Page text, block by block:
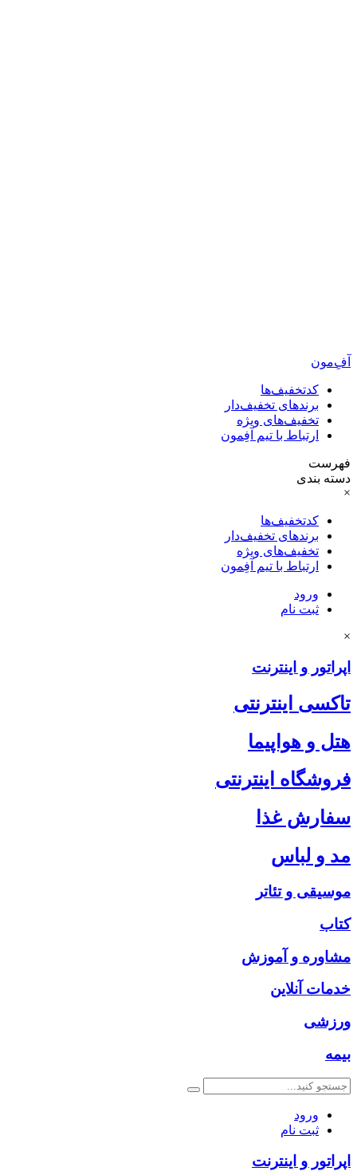
آفِ‌مون
کدتخفیف‌ها
برندهای تخفیف‌دار
تخفیف‌های ویژه
ارتباط با تیم آفِمون
فهرست
دسته بندی
×
کدتخفیف‌ها
برندهای تخفیف‌دار
تخفیف‌های ویژه
ارتباط با تیم آفِمون
ورود
ثبت نام
×
اپراتور و اینترنت
تاکسی اینترنتی
هتل و هواپیما
فروشگاه اینترنتی
سفارش غذا
مد و لباس
موسیقی و تئاتر
کتاب
مشاوره و آموزش
خدمات آنلاین
ورزشی
بیمه
ورود
ثبت نام
اپراتور و اینترنت